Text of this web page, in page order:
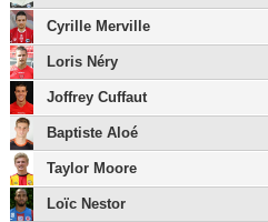
Cyrille Merville
Loris Néry
Joffrey Cuffaut
Baptiste Aloé
Taylor Moore
Loïc Nestor